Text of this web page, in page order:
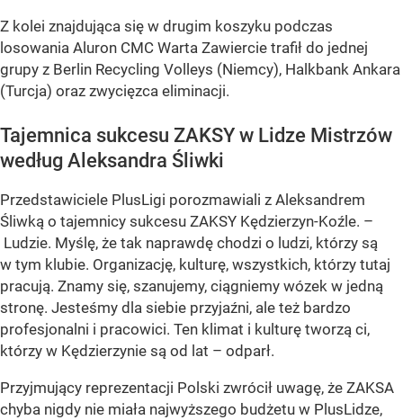
Z kolei znajdująca się w drugim koszyku podczas
losowania Aluron CMC Warta Zawiercie trafił do jednej
grupy z Berlin Recycling Volleys (Niemcy), Halkbank Ankara
(Turcja) oraz zwycięzca eliminacji.
Tajemnica sukcesu ZAKSY w Lidze Mistrzów
według Aleksandra Śliwki
Przedstawiciele PlusLigi porozmawiali z Aleksandrem
Śliwką o tajemnicy sukcesu ZAKSY Kędzierzyn-Koźle. –
Ludzie. Myślę, że tak naprawdę chodzi o ludzi, którzy są
w tym klubie. Organizację, kulturę, wszystkich, którzy tutaj
pracują. Znamy się, szanujemy, ciągniemy wózek w jedną
stronę. Jesteśmy dla siebie przyjaźni, ale też bardzo
profesjonalni i pracowici. Ten klimat i kulturę tworzą ci,
którzy w Kędzierzynie są od lat – odparł.
Przyjmujący reprezentacji Polski zwrócił uwagę, że ZAKSA
chyba nigdy nie miała najwyższego budżetu w PlusLidze,